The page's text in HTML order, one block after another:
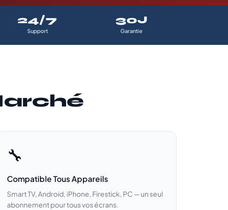
24/7
Support
30J
Garantie
🔧
Compatible Tous Appareils
Smart TV, Android, iPhone, Firestick, PC — un seul
abonnement pour tous vos écrans.